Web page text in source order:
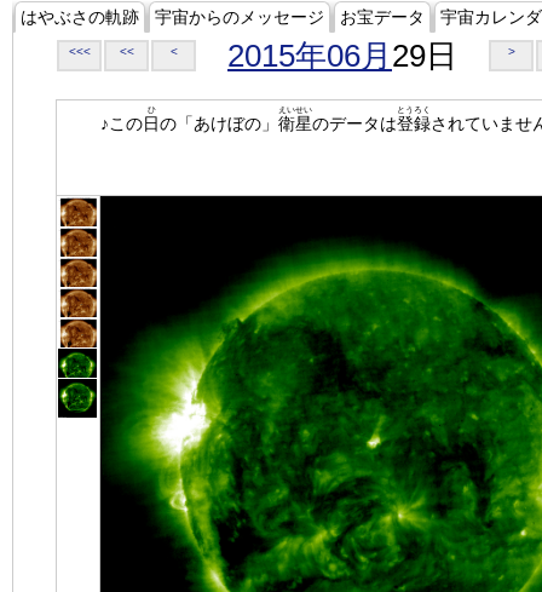
はやぶさの軌跡 宇宙からのメッセージ お宝データ 宇宙カレン
<<< << < 2015年06月 29日 >
♪この日
ひ
の「あけぼの」 衛星
えいせい
のデータは登録
とうろく
されていませ